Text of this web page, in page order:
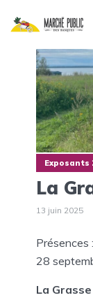
Exposants
La
13 juin 2025
Présences
28
La